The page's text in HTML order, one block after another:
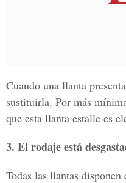
Cuando una llanta
sustituirla. Por más
que esta llanta estalle es
3. El rodaje está
Todas las llantas